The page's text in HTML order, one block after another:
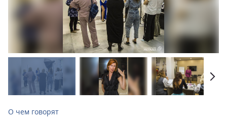
О чем говорят